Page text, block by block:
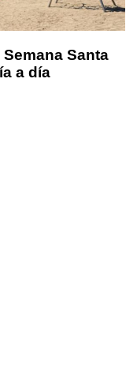
Santa
a día